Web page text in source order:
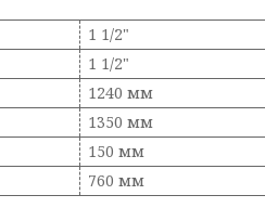
1 1/2"
1 1/2"
1240 мм
1350 мм
150 мм
760 мм